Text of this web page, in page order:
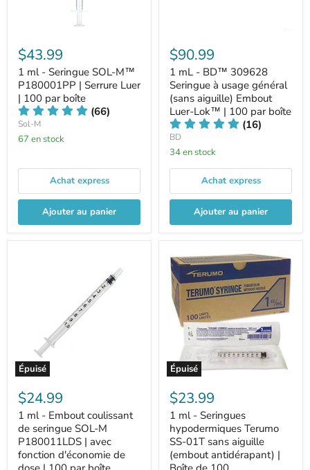
$43.99
1 ml - Seringue SOL-M™
P180001PP | Serrure Luer
| 100 par boîte
(66)
Sol-M
67 en stock
Achat express
Ajouter au panier
$90.99
1 mL - BD™ 309628
Seringue à usage général
(sans aiguille) Embout
Luer-Lok™ | 100 par boîte
(16)
BD
34 en stock
Achat express
Ajouter au panier
Épuisé
$24.99
1 ml - Embout coulissant
de seringue SOL-M
P180011LDS | avec
fonction d'économie de
Épuisé
$23.99
1 ml - Seringues
hypodermiques Terumo
SS-01T sans aiguille
(embout antidérapant) |